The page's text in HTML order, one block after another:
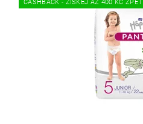
CASHBACK - ZÍSKEJ AŽ 400 KČ ZPĚT